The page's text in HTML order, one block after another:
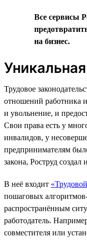
Все сервисы
на бизнес.
Трудовое
отношений работника
и увольнение, и
Свои права есть у
инвалидов, у
предпринимателям
закона, Роструд
В неё входит
пошаговых
распространённым
работодатель.
совместителя или